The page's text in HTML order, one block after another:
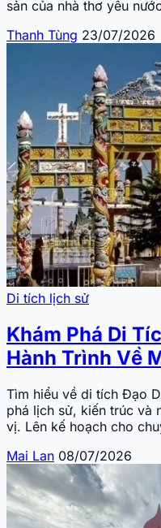
sản của nhà thơ yêu
Thanh Tùng 23/07/2026
Di tích lịch sử
Khám Phá Di
Hành Trình Về
Tìm hiểu về di tích Đạo
phá lịch sử, kiến trúc và
vị. Lên kế hoạch cho
Mai Lan 08/07/2026